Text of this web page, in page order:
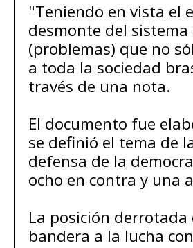
"Teniendo en vista el
desmonte del
(problemas) que no
a toda la sociedad
través de una nota.
El documento fue
se definió el tema de
defensa de la
ocho en contra y una
La posición
bandera a la lucha